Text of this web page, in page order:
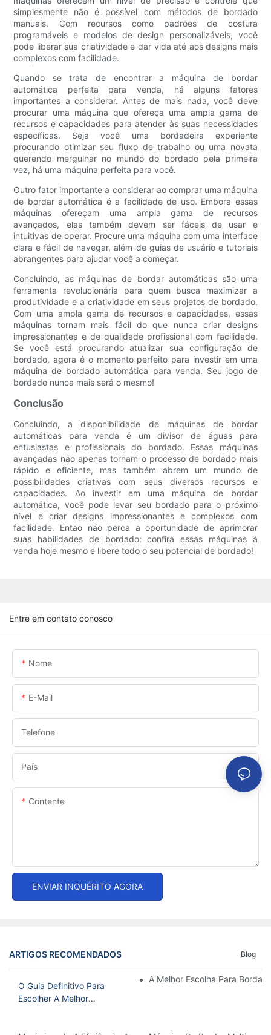
simplesmente não é possível com métodos de bordado
manuais. Com recursos como padrões de costura
programáveis e modelos de design personalizáveis, você
pode liberar sua criatividade e dar vida até aos designs mais
complexos com facilidade.
Quando se trata de encontrar a máquina de bordar
automática perfeita para venda, há alguns fatores
importantes a considerar. Antes de mais nada, você deve
procurar uma máquina que ofereça uma ampla gama de
recursos e capacidades para atender às suas necessidades
específicas. Seja você uma bordadeira experiente
procurando otimizar seu fluxo de trabalho ou uma novata
querendo mergulhar no mundo do bordado pela primeira
vez, há uma máquina perfeita para você.
Outro fator importante a considerar ao comprar uma máquina
de bordar automática é a facilidade de uso. Embora essas
máquinas ofereçam uma ampla gama de recursos
avançados, elas também devem ser fáceis de usar e
intuitivas de operar. Procure uma máquina com uma interface
clara e fácil de navegar, além de guias de usuário e tutoriais
abrangentes para ajudar você a começar.
Concluindo, as máquinas de bordar automáticas são uma
ferramenta revolucionária para quem busca maximizar a
produtividade e a criatividade em seus projetos de bordado.
Com uma ampla gama de recursos e capacidades, essas
máquinas tornam mais fácil do que nunca criar designs
impressionantes e de qualidade profissional com facilidade.
Se você está procurando atualizar sua configuração de
bordado, agora é o momento perfeito para investir em uma
máquina de bordado automática para venda. Seu jogo de
bordado nunca mais será o mesmo!
Conclusão
Concluindo, a disponibilidade de máquinas de bordar
automáticas para venda é um divisor de águas para
entusiastas e profissionais do bordado. Essas máquinas
avançadas não apenas tornam o processo de bordado mais
rápido e eficiente, mas também abrem um mundo de
possibilidades criativas com seus diversos recursos e
capacidades. Ao investir em uma máquina de bordar
automática, você pode levar seu bordado para o próximo
nível e criar designs impressionantes e complexos com
facilidade. Então não perca a oportunidade de aprimorar
suas habilidades de bordado: confira essas máquinas à
venda hoje mesmo e libere todo o seu potencial de bordado!
Entre em contato conosco
Nome
E-Mail
Telefone
País
Contente
ENVIAR INQUÉRITO AGORA
ARTIGOS RECOMENDADOS Blog
O Guia Definitivo Para
Escolher A Melhor
A Melhor Escolha Para